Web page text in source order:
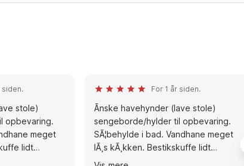
siden.
stole)
opbevaring.
meget
lidt
hus -stor
For 1 år siden.
Ãnske havehynder (lave stole)
sengeborde/hylder til opbevaring.
SÃ¦behylde i bad. Vandhane meget
lÃ¸s kÃ¸kken. Bestikskuffe lidt
stykker. Ellers et skÃ¸nt hus -stor